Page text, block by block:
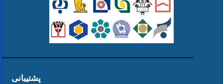
پشتیبانی